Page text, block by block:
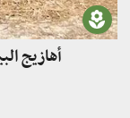
أهازيج